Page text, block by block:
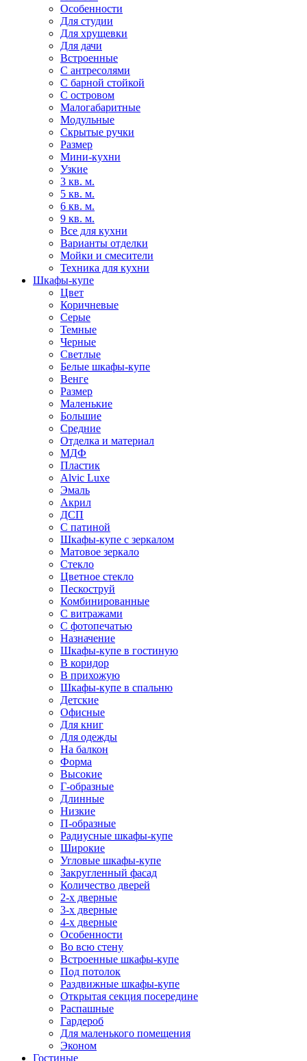
Особенности
Для студии
Для хрущевки
Для дачи
Встроенные
С антресолями
С барной стойкой
С островом
Малогабаритные
Модульные
Скрытые ручки
Размер
Мини-кухни
Узкие
3 кв. м.
5 кв. м.
6 кв. м.
9 кв. м.
Все для кухни
Варианты отделки
Мойки и смесители
Техника для кухни
Шкафы-купе
Цвет
Коричневые
Серые
Темные
Черные
Светлые
Белые шкафы-купе
Венге
Размер
Маленькие
Большие
Средние
Отделка и материал
МДФ
Пластик
Alvic Luxe
Эмаль
Акрил
ДСП
С патиной
Шкафы-купе с зеркалом
Матовое зеркало
Стекло
Цветное стекло
Пескоструй
Комбинированные
С витражами
С фотопечатью
Назначение
Шкафы-купе в гостиную
В коридор
В прихожую
Шкафы-купе в спальню
Детские
Офисные
Для книг
Для одежды
На балкон
Форма
Высокие
Г-образные
Длинные
Низкие
П-образные
Радиусные шкафы-купе
Широкие
Угловые шкафы-купе
Закругленный фасад
Количество дверей
2-х дверные
3-х дверные
4-х дверные
Особенности
Во всю стену
Встроенные шкафы-купе
Под потолок
Раздвижные шкафы-купе
Открытая секция посередине
Распашные
Гардероб
Для маленького помещения
Эконом
Гостиные